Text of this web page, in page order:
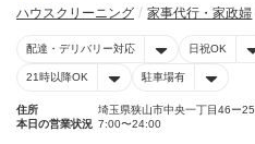
ハウスクリーニング 家事代行・家政婦
配達・デリバリー対応 日祝OK
21時以降OK 駐車場有
住所
埼玉県狭山市中央一丁目46ー25
本日の営業状況 7:00〜24:00